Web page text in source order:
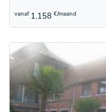
vanaf 1.158 €/maand